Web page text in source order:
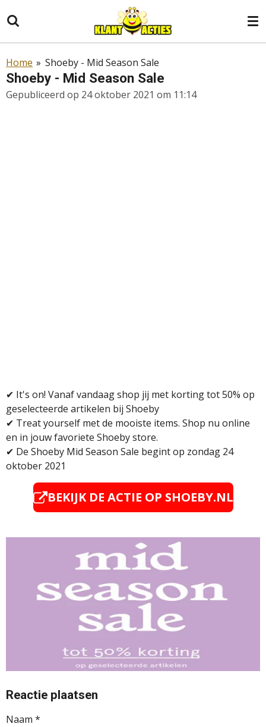
direct
naar
hoofdinhoud
Home » Shoeby - Mid Season Sale
Shoeby - Mid Season Sale
Gepubliceerd op 24 oktober 2021 om 11:14
✔ It's on! Vanaf vandaag shop jij met korting tot 50% op
geselecteerde artikelen bij Shoeby
✔ Treat yourself met de mooiste items. Shop nu online
en in jouw favoriete Shoeby store.
✔ De Shoeby Mid Season Sale begint op zondag 24
oktober 2021
BEKIJK DE ACTIE OP SHOEBY.NL
Reactie plaatsen
Naam *